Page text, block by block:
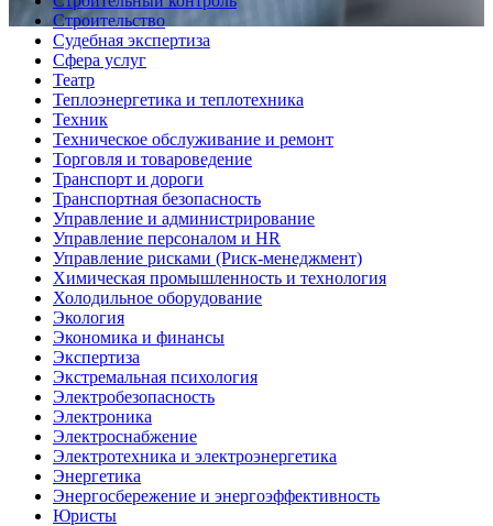
Строительство
Судебная экспертиза
Сфера услуг
Театр
Теплоэнергетика и теплотехника
Техник
Техническое обслуживание и ремонт
Торговля и товароведение
Транспорт и дороги
Транспортная безопасность
Управление и администрирование
Управление персоналом и HR
Управление рисками (Риск-менеджмент)
Химическая промышленность и технология
Холодильное оборудование
Экология
Экономика и финансы
Экспертиза
Экстремальная психология
Электробезопасность
Электроника
Электроснабжение
Электротехника и электроэнергетика
Энергетика
Энергосбережение и энергоэффективность
Юристы